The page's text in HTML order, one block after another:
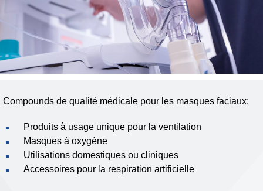
Compounds de qualité médicale pour les masques faciaux:
Produits à usage unique pour la ventilation
Masques à oxygène
Utilisations domestiques ou cliniques
Accessoires pour la respiration artificielle